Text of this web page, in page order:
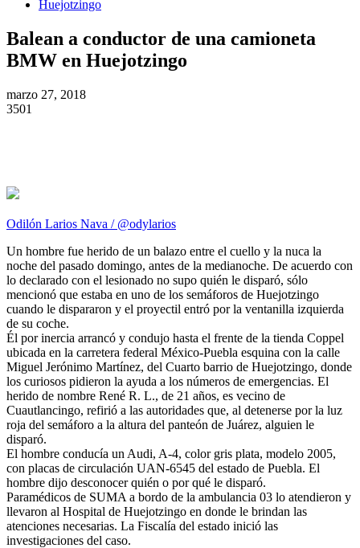
Huejotzingo
Balean a conductor de una camioneta
BMW en Huejotzingo
marzo 27, 2018
3501
Odilón Larios Nava / @odylarios
Un hombre fue herido de un balazo entre el cuello y la nuca la
noche del pasado domingo, antes de la medianoche. De acuerdo con
lo declarado con el lesionado no supo quién le disparó, sólo
mencionó que estaba en uno de los semáforos de Huejotzingo
cuando le dispararon y el proyectil entró por la ventanilla izquierda
de su coche.
Él por inercia arrancó y condujo hasta el frente de la tienda Coppel
ubicada en la carretera federal México-Puebla esquina con la calle
Miguel Jerónimo Martínez, del Cuarto barrio de Huejotzingo, donde
los curiosos pidieron la ayuda a los números de emergencias. El
herido de nombre René R. L., de 21 años, es vecino de
Cuautlancingo, refirió a las autoridades que, al detenerse por la luz
roja del semáforo a la altura del panteón de Juárez, alguien le
disparó.
El hombre conducía un Audi, A-4, color gris plata, modelo 2005,
con placas de circulación UAN-6545 del estado de Puebla. El
hombre dijo desconocer quién o por qué le disparó.
Paramédicos de SUMA a bordo de la ambulancia 03 lo atendieron y
llevaron al Hospital de Huejotzingo en donde le brindan las
atenciones necesarias. La Fiscalía del estado inició las
investigaciones del caso.